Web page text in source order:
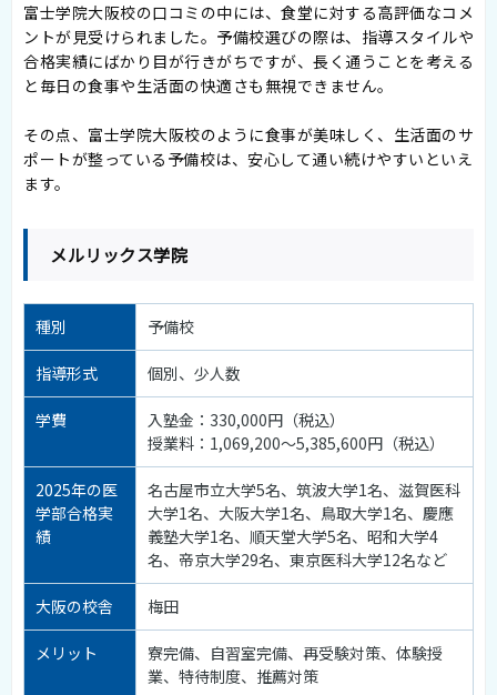
富士学院大阪校の口コミの中には、食堂に対する高評価なコメ
ントが見受けられました。予備校選びの際は、指導スタイルや
合格実績にばかり目が行きがちですが、長く通うことを考える
と毎日の食事や生活面の快適さも無視できません。
その点、富士学院大阪校のように食事が美味しく、生活面のサ
ポートが整っている予備校は、安心して通い続けやすいといえ
ます。
メルリックス学院
種別 予備校
指導形式 個別、少人数
学費
入塾金：330,000円（税込）
授業料：1,069,200〜5,385,600円（税込）
2025年の医
学部合格実
績
名古屋市立大学5名、筑波大学1名、滋賀医科
大学1名、大阪大学1名、鳥取大学1名、慶應
義塾大学1名、順天堂大学5名、昭和大学4
名、帝京大学29名、東京医科大学12名など
大阪の校舎 梅田
メリット
寮完備、自習室完備、再受験対策、体験授
業、特待制度、推薦対策